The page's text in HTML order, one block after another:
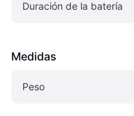
Duración de la batería
Medidas
Peso